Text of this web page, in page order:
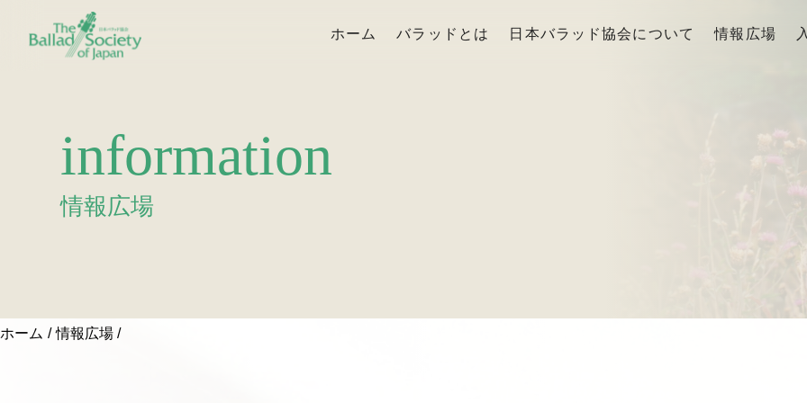
ホーム バラッドとは 日本バラッド協会について 情報広場
information
情報広場
ホーム 情報広場